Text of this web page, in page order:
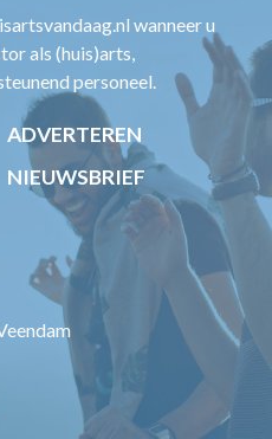
wanneer u
als (huis)arts,
personeel.
ADVERTEREN
NIEUWSBRIEF